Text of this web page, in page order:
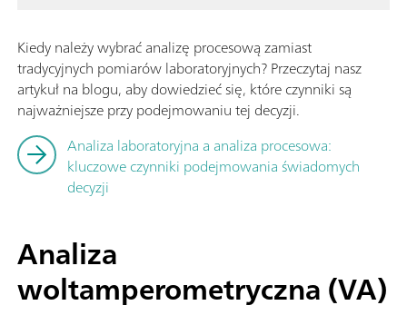
Kiedy należy wybrać analizę procesową zamiast
tradycyjnych pomiarów laboratoryjnych? Przeczytaj nasz
artykuł na blogu, aby dowiedzieć się, które czynniki są
najważniejsze przy podejmowaniu tej decyzji.
Analiza laboratoryjna a analiza procesowa:
kluczowe czynniki podejmowania świadomych
decyzji
Analiza
woltamperometryczna (VA)